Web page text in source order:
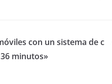
con un sistema de c
minutos»